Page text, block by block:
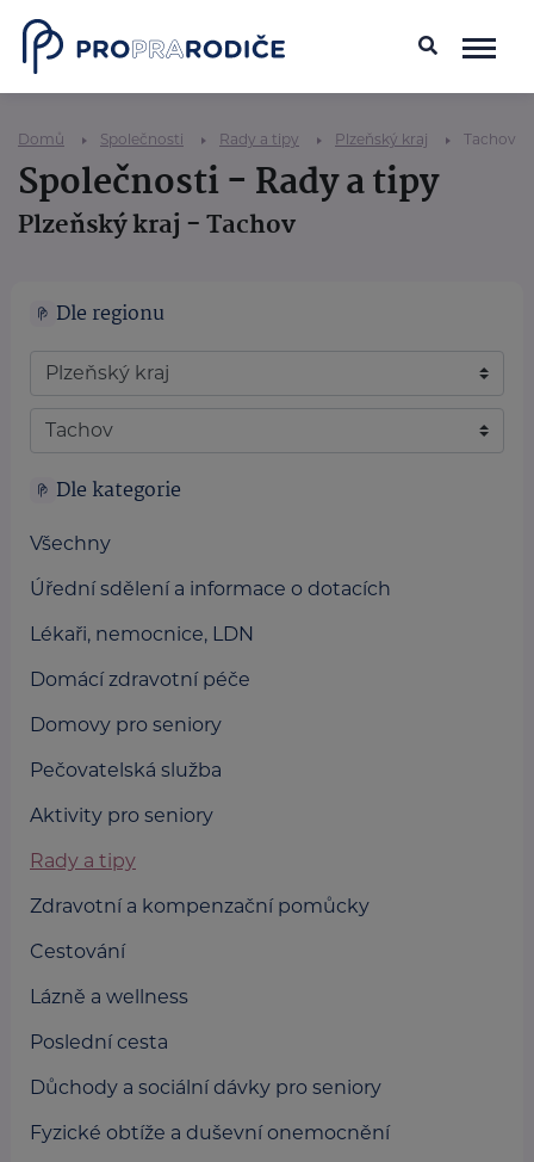
Domů Společnosti Rady a tipy Plzeňský kraj Tachov
Společnosti - Rady a tipy
Plzeňský kraj - Tachov
Dle regionu
Dle kategorie
Všechny
Úřední sdělení a informace o dotacích
Lékaři, nemocnice, LDN
Domácí zdravotní péče
Domovy pro seniory
Pečovatelská služba
Aktivity pro seniory
Rady a tipy
Zdravotní a kompenzační pomůcky
Cestování
Lázně a wellness
Poslední cesta
Důchody a sociální dávky pro seniory
Fyzické obtíže a duševní onemocnění